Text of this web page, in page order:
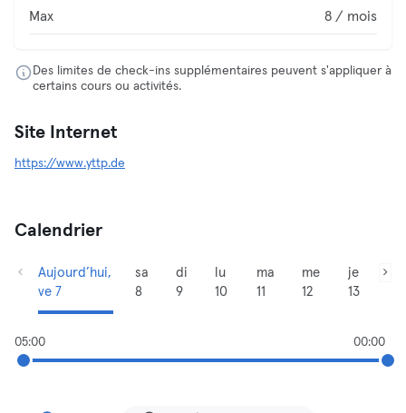
Max 8 / mois
Des limites de check-ins supplémentaires peuvent s'appliquer à
certains cours ou activités.
Site Internet
https://www.yttp.de
Calendrier
Aujourd’hui,
ve 7
sa
8
di
9
lu
10
ma
11
me
12
je
13
05:00 00:00